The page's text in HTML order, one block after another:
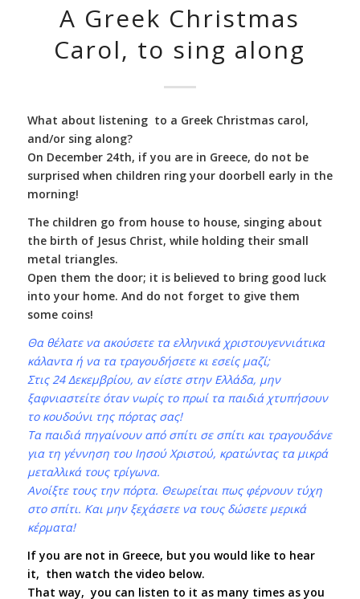
A Greek Christmas
Carol, to sing along
What about listening to a Greek Christmas carol,
and/or sing along?
On December 24th, if you are in Greece, do not be
surprised when children ring your doorbell early in the
morning!
Τhe children go from house to house, singing about
the birth of Jesus Christ, while holding their small
metal triangles.
Open them the door; it is believed to bring good luck
into your home. And do not forget to give them
some coins!
Θα θέλατε να ακούσετε τα ελληνικά χριστουγεννιάτικα
κάλαντα ή να τα τραγουδήσετε κι εσείς μαζί;
Στις 24 Δεκεμβρίου, αν είστε στην Ελλάδα, μην
ξαφνιαστείτε όταν νωρίς το πρωί τα παιδιά χτυπήσουν
το κουδούνι της πόρτας σας!
Τα παιδιά πηγαίνουν από σπίτι σε σπίτι και τραγουδάνε
για τη γέννηση του Ιησού Χριστού, κρατώντας τα μικρά
μεταλλικά τους τρίγωνα.
Ανοίξτε τους την πόρτα. Θεωρείται πως φέρνουν τύχη
στο σπίτι. Και μην ξεχάσετε να τους δώσετε μερικά
κέρματα!
If you are not in Greece, but you would like to hear
it, then watch the video below.
That way, you can listen to it as many times as you